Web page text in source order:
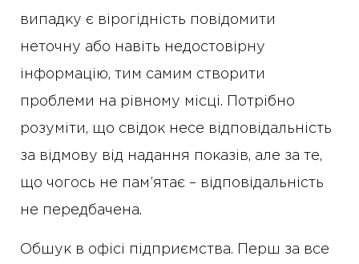
випадку є вірогідність повідомити
неточну або навіть недостовірну
інформацію, тим самим створити
проблеми на рівному місці. Потрібно
розуміти, що свідок несе відповідальність
за відмову від надання показів, але за те,
що чогось не пам’ятає – відповідальність
не передбачена.
Обшук в офісі підприємства. Перш за все